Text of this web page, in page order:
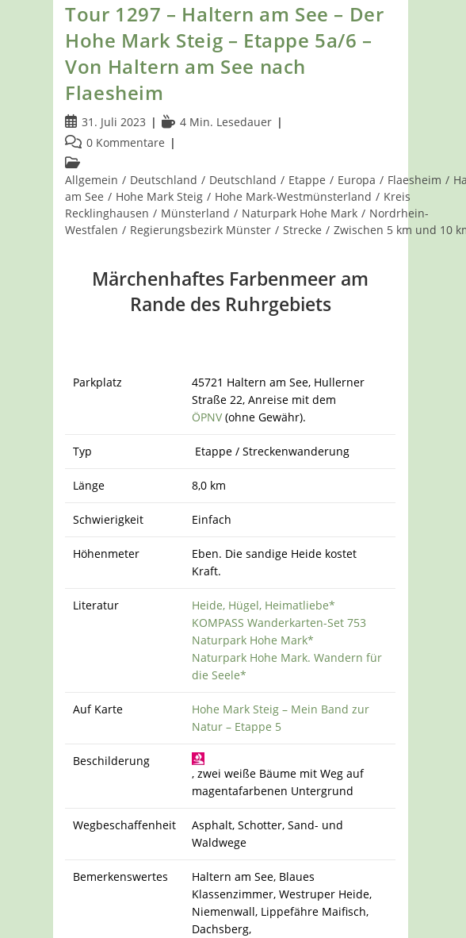
Tour 1297 – Haltern am See – Der
Hohe Mark Steig – Etappe 5a/6 –
Von Haltern am See nach
Flaesheim
Beitrag
veröffentlicht:
31. Juli 2023 Lesedauer:
4 Min. Lesedauer
Beitrags-
Kommentare:
0 Kommentare
Beitrags-
Kategorie:
Allgemein / Deutschland / Deutschland / Etappe / Europa / Flaesheim /
am See / Hohe Mark Steig / Hohe Mark-Westmünsterland / Kreis
Recklinghausen / Münsterland / Naturpark Hohe Mark / Nordrhein-
Westfalen / Regierungsbezirk Münster / Strecke / Zwischen 5 km und 10
Märchenhaftes Farbenmeer am
Rande des Ruhrgebiets
Parkplatz
45721 Haltern am See, Hullerner
Straße 22, Anreise mit dem
ÖPNV(ohne Gewähr).
Typ Etappe / Streckenwanderung
Länge 8,0 km
Schwierigkeit Einfach
Höhenmeter
Eben. Die sandige Heide kostet
Kraft.
Literatur
Heide, Hügel, Heimatliebe*
KOMPASS Wanderkarten-Set 753
Naturpark Hohe Mark*
Naturpark Hohe Mark. Wandern für
die Seele*
Auf Karte
Hohe Mark Steig – Mein Band zur
Natur – Etappe 5
Beschilderung
, zwei weiße Bäume mit Weg auf
magentafarbenen Untergrund
Wegbeschaffenheit
Asphalt, Schotter, Sand- und
Waldwege
Bemerkenswertes
Haltern am See, Blaues
Klassenzimmer, Westruper Heide,
Niemenwall, Lippefähre Maifisch,
Dachsberg,